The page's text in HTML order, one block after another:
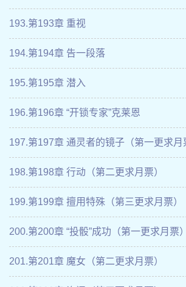
193.第193章 重视
194.第194章 告一段落
195.第195章 潜入
196.第196章 “开锁专家”克莱恩
197.第197章 通灵者的镜子（第一更求月
198.第198章 行动（第二更求月票）
199.第199章 擅用特殊（第三更求月票）
200.第200章 “投骰”成功（第一更求月票）
201.第201章 魔女（第二更求月票）